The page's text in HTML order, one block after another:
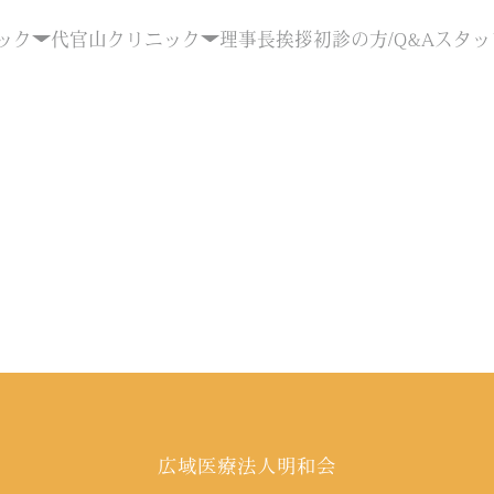
ク 代官山クリニック 理事長挨拶初診の方/Q&A スタ
広域医療法人明和会